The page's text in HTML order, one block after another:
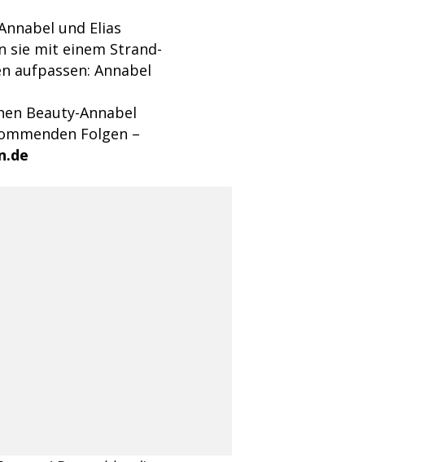
und Elias
sie mit einem Strand-
aufpassen: Annabel
Beauty-Annabel
Folgen –